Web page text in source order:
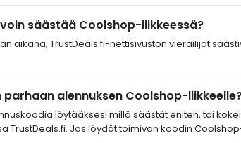
säästää Coolshop-liikkeessä?
aikana, TrustDeals.fi-nettisivuston vierailijat
parhaan alennuksen Coolshop-
löytääksesi millä säästät eniten, tai
TrustDeals.fi. Jos löydät toimivan koodin